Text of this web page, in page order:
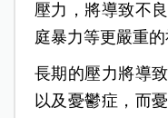
壓力，將導致不
庭暴力等更嚴重的
長期的壓力將導
以及憂鬱症，而